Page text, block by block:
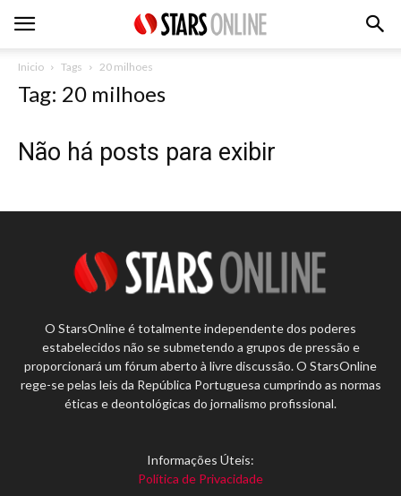
Inicio Tags 20 milhoes
Tag: 20 milhoes
Não há posts para exibir
O StarsOnline é totalmente independente dos poderes
estabelecidos não se submetendo a grupos de pressão e
proporcionará um fórum aberto à livre discussão. O StarsOnline
rege-se pelas leis da República Portuguesa cumprindo as normas
éticas e deontológicas do jornalismo profissional.
Informações Úteis:
Política de Privacidade